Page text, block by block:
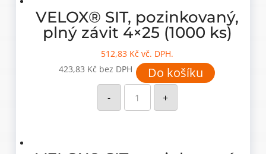
množství
VELOX® SIT, pozinkovaný,
plný závit 4×25 (1000 ks)
512,83 Kč vč. DPH.
423,83 Kč bez DPH Do košíku
-
VELOX®
SIT,
pozinkovaný,
plný
+